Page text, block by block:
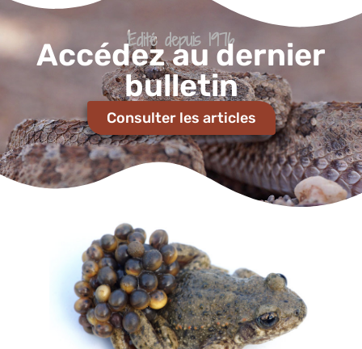
Edité depuis 1976
Accédez au dernier
bulletin
Consulter les articles